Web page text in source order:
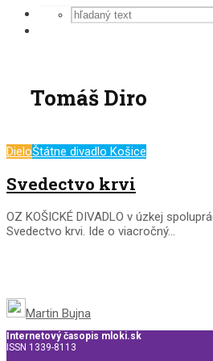
Tomáš Diro
DieloŠtátne divadlo Košice
Svedectvo krvi
OZ KOŠICKÉ DIVADLO v úzkej
Svedectvo krvi. Ide o viacročný...
Martin Bujna
Internetový časopis mloki.sk
ISSN 1339-8113